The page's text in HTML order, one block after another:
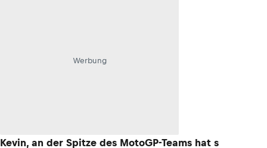
Werbung
Kevin, an der Spitze des MotoGP-Teams hat s